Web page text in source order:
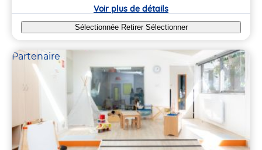
Voir plus de détails
Sélectionnée Retirer Sélectionner
Partenaire